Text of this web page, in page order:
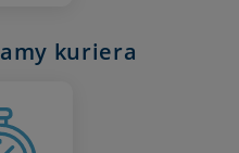
kuriera